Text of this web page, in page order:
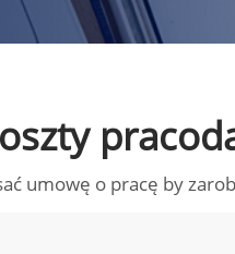
umowę o pracę by